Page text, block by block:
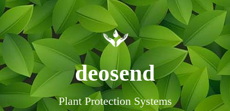
deosend
Plant Protection Systems